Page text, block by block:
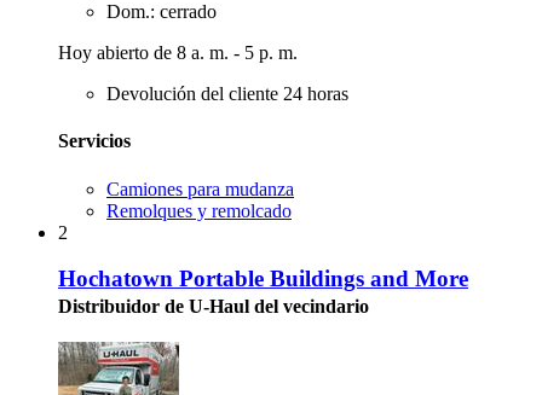
Dom.: cerrado
Hoy abierto de 8 a. m. - 5 p. m.
Devolución del cliente 24 horas
Servicios
Camiones para mudanza
Remolques y remolcado
2
Hochatown Portable Buildings and More
Distribuidor de U-Haul del vecindario